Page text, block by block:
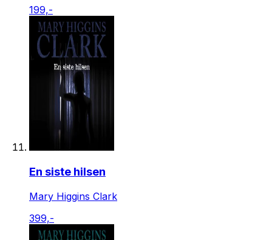
199,-
En siste hilsen
Mary Higgins Clark
399,-